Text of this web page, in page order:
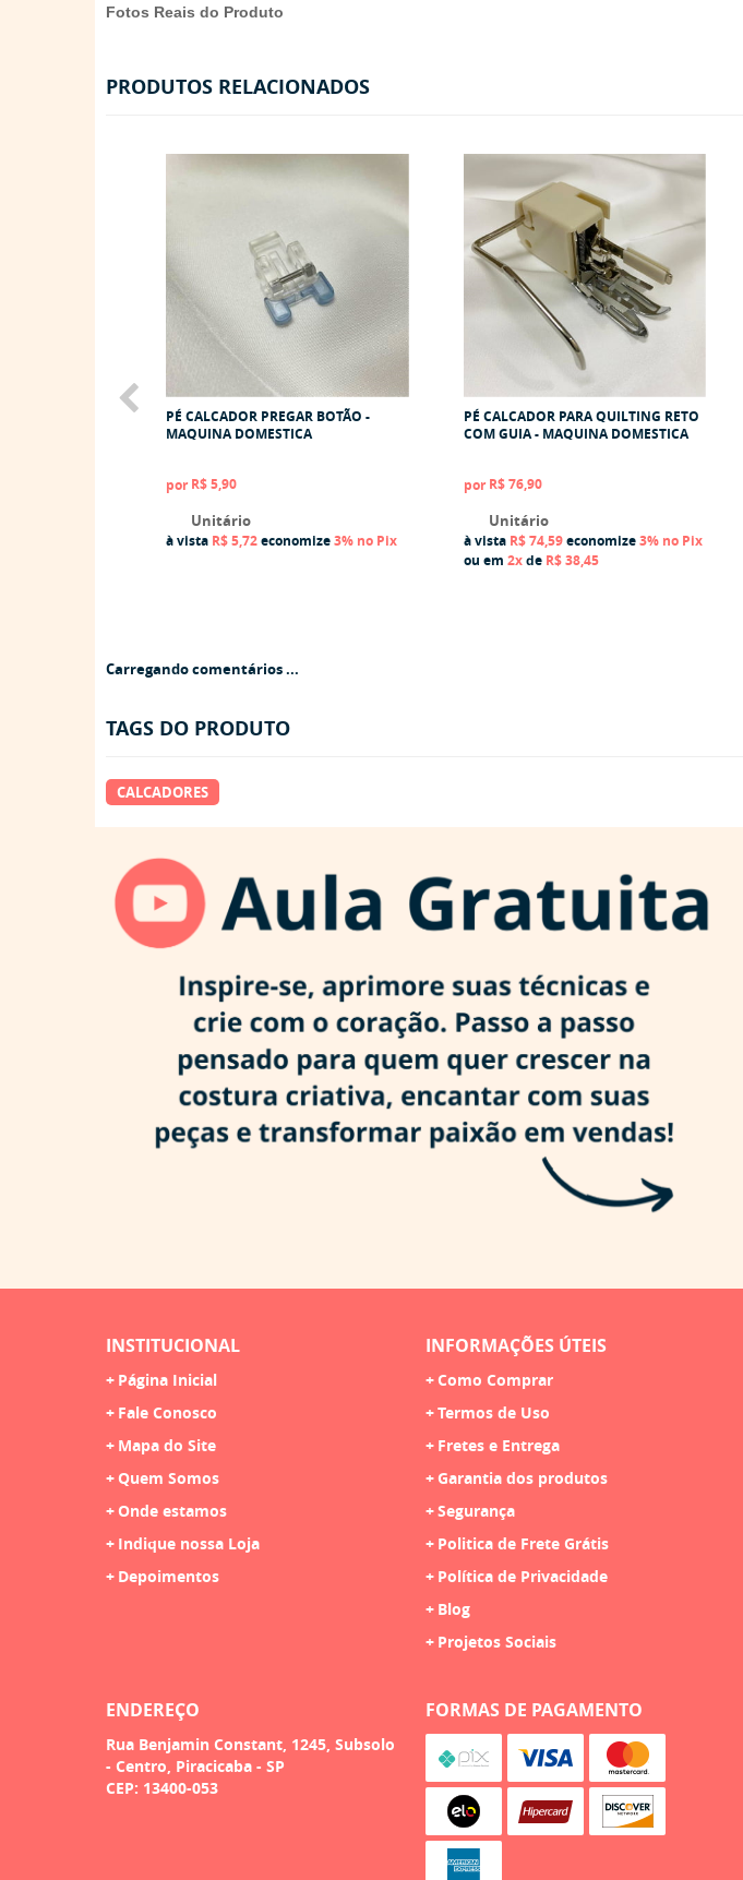
Fotos Reais do Produto
PRODUTOS RELACIONADOS
PÉ CALCADOR PREGAR BOTÃO -
MAQUINA DOMESTICA
por R$ 5,90
Unitário
à vista R$ 5,72economize3% no Pix
PÉ CALCADOR PARA QUILTING RETO
COM GUIA - MAQUINA DOMESTICA
por R$ 76,90
Unitário
à vista R$ 74,59economize3% no Pix
ou em 2xde R$ 38,45
Carregando comentários ...
TAGS DO PRODUTO
CALCADORES
INSTITUCIONAL
Página Inicial
Fale Conosco
Mapa do Site
Quem Somos
Onde estamos
Indique nossa Loja
Depoimentos
INFORMAÇÕES ÚTEIS
Como Comprar
Termos de Uso
Fretes e Entrega
Garantia dos produtos
Segurança
Politica de Frete Grátis
Política de Privacidade
Blog
Projetos Sociais
ENDEREÇO
Rua Benjamin Constant, 1245, Subsolo
- Centro, Piracicaba - SP
CEP: 13400-053
FORMAS DE PAGAMENTO